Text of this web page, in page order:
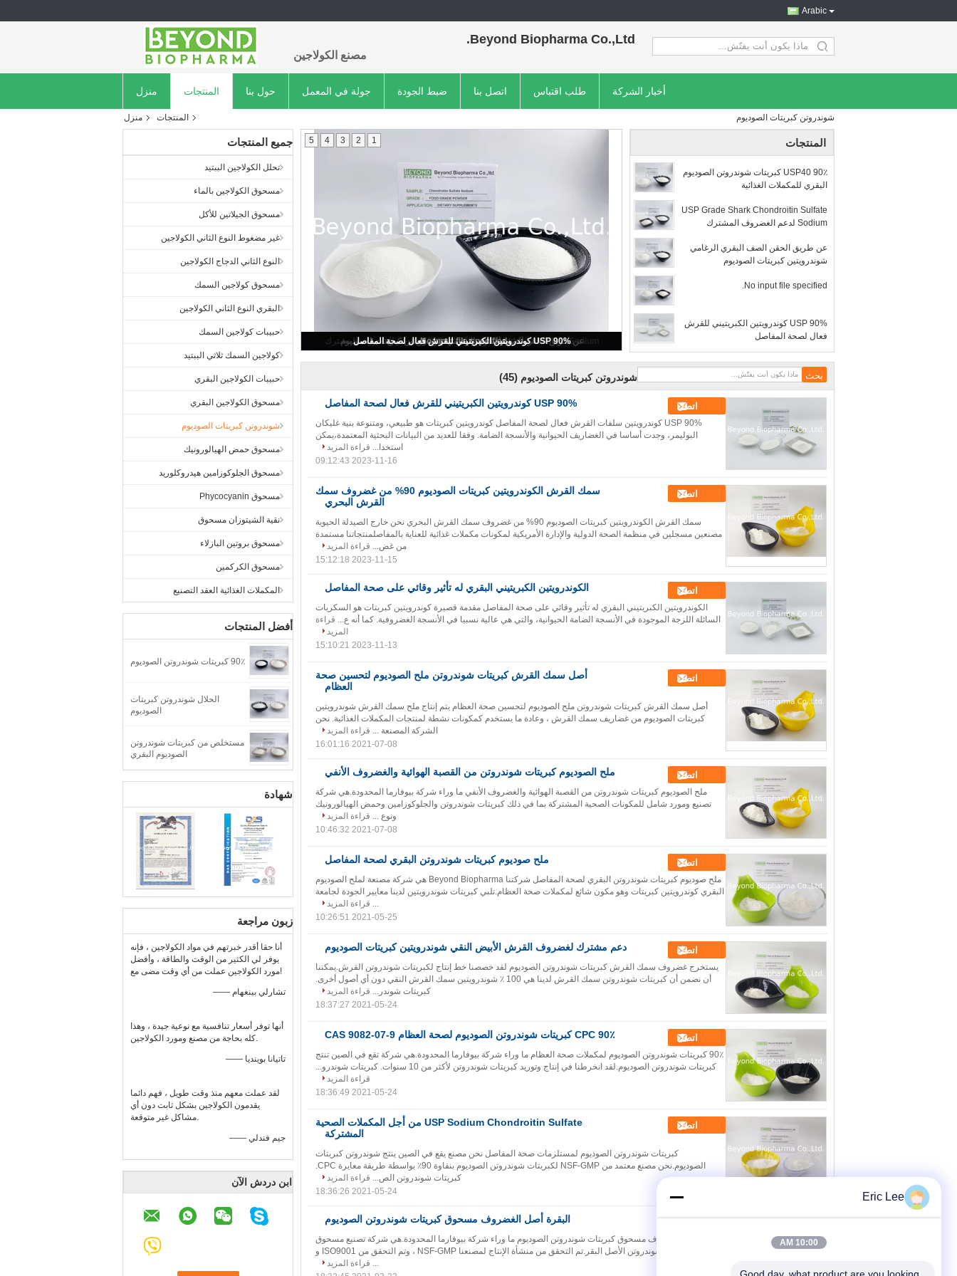
Arabic
Beyond Biopharma Co.,Ltd.
مصنع الكولاجين search
منزل المنتجات حول بنا جولة في المعمل ضبط الجودة اتصل بنا طلب اقتباس أخبار الشركة
منزل المنتجات شوندروتن كبريتات الصوديوم
جميع المنتجات
تحلل الكولاجين الببتيد
مسحوق الكولاجين بالماء
مسحوق الجيلاتين للأكل
غير مضغوط النوع الثاني الكولاجين
النوع الثاني الدجاج الكولاجين
مسحوق كولاجين السمك
البقري النوع الثاني الكولاجين
حبيبات كولاجين السمك
كولاجين السمك ثلاثي الببتيد
حبيبات الكولاجين البقري
مسحوق الكولاجين البقري
شوندروتن كبريتات الصوديوم
مسحوق حمض الهيالورونيك
مسحوق الجلوكوزامين هيدروكلوريد
مسحوق Phycocyanin
نقية الشيتوزان مسحوق
مسحوق بروتين البازلاء
مسحوق الكركمين
المكملات الغذائية العقد التصنيع
أفضل المنتجات
90٪ كبريتات شوندروتن الصوديوم
الحلال شوندروتن كبريتات
الصوديوم
مستخلص من كبريتات شوندروتن
الصوديوم البقري
شهادة
زبون مراجعة
أنا حقا أقدر خبرتهم في مواد الكولاجين ، فإنه
يوفر لي الكثير من الوقت والطاقة ، وأفضل
مورد الكولاجين عملت من أي وقت مضى مع!
—— تشارلي بينغهام
أنها توفر أسعار تنافسية مع نوعية جيدة ، وهذا
كله بحاجة من مصنع ومورد الكولاجين.
—— تاتيانا بوينديا
لقد عملت معهم منذ وقت طويل ، فهم دائما
يقدمون الكولاجين بشكل ثابت دون أي
مشاكل غير متوقعة.
—— جيم فندلي
ابن دردش الآن
USP40 90٪ كبريتات شوندروتن الصوديوم البقري للمكملات الغذائية
1
2
3
4
5 المنتجات
USP40 90٪ كبريتات شوندروتن الصوديوم
البقري للمكملات الغذائية
USP Grade Shark Chondroitin Sulfate
Sodium لدعم الغضروف المشترك
عن طريق الحقن الصف البقري الرغامي
شوندرويتين كبريتات الصوديوم
No input file specified.
USP 90% كوندرويتين الكبريتيني للقرش
فعال لصحة المفاصل
شوندروتن كبريتات الصوديوم (45)
USP 90% كوندرويتين الكبريتيني للقرش فعال لصحة المفاصل اتصل
USP 90% كوندرويتين سلفات القرش فعال لصحة المفاصل كوندرويتين كبريتات هو طبيعي، ومتنوعة بنية غليكان
البوليمر، وجدت أساسا في الغضاريف الحيوانية والأنسجة الضامة. وفقا للعديد من البيانات البحثية المعتمدة،يمكن
استخدا... قراءة المزيد
2023-11-16 09:12:43
سمك القرش الكوندرويتين كبريتات الصوديوم 90% من غضروف سمك
القرش البحري
اتصل
سمك القرش الكوندرويتين كبريتات الصوديوم 90% من غضروف سمك القرش البحري نحن خارج الصيدلة الحيوية
مصنعين مسجلين في منظمة الصحة الدولية والإدارة الأمريكية لمكونات مكملات غذائية للعناية بالمفاصلمنتجاتنا مستمدة
من غض... قراءة المزيد
2023-11-15 15:12:18
الكوندرويتين الكبريتيني البقري له تأثير وقائي على صحة المفاصل اتصل
الكوندرويتين الكبريتيني البقري له تأثير وقائي على صحة المفاصل مقدمة قصيرة كوندرويتين كبريتات هو السكريات
السائلة اللزجة الموجودة في الأنسجة الضامة الحيوانية، والتي هي عالية نسبيا في الأنسجة الغضروفية. كما أنه ع... قراءة
المزيد
2023-11-13 15:10:21
أصل سمك القرش كبريتات شوندروتن ملح الصوديوم لتحسين صحة
العظام
اتصل
أصل سمك القرش كبريتات شوندروتن ملح الصوديوم لتحسين صحة العظام يتم إنتاج ملح سمك القرش شوندرويتين
كبريتات الصوديوم من غضاريف سمك القرش ، وعادة ما يستخدم كمكونات نشطة لمنتجات المكملات الغذائية. نحن
الشركة المصنعة ... قراءة المزيد
2021-07-08 16:01:16
ملح الصوديوم كبريتات شوندروتن من القصبة الهوائية والغضروف الأنفي اتصل
ملح الصوديوم كبريتات شوندروتن من القصبة الهوائية والغضروف الأنفي ما وراء شركة بيوفارما المحدودة.هي شركة
تصنيع ومورد شامل للمكونات الصحية المشتركة بما في ذلك كبريتات شوندروتن والجلوكوزامين وحمض الهيالورونيك
ونوع ... قراءة المزيد
2021-07-08 10:46:32
ملح صوديوم كبريتات شوندروتن البقري لصحة المفاصل اتصل
ملح صوديوم كبريتات شوندروتن البقري لصحة المفاصل شركتنا Beyond Biopharma هي شركة مصنعة لملح الصوديوم
البقري كوندرويتين كبريتات وهو مكون شائع لمكملات صحة العظام.تلبي كبريتات شوندرويتين لدينا معايير الجودة لجامعة
... قراءة المزيد
2021-05-25 10:26:51
دعم مشترك لغضروف القرش الأبيض النقي شوندرويتين كبريتات الصوديوم اتصل
يستخرج غضروف سمك القرش كبريتات شوندروتن الصوديوم لقد خصصنا خط إنتاج لكبريتات شوندروتن القرش.يمكننا
أن نضمن أن كبريتات شوندروتن سمك القرش لدينا هي 100 ٪ شوندرويتين سمك القرش النقي دون أي أصول أخرى.
كبريتات شوندر... قراءة المزيد
2021-05-24 18:37:27
CPC 90٪ كبريتات شوندروتن الصوديوم لصحة العظام CAS 9082-07-9 اتصل
90٪ كبريتات شوندروتن الصوديوم لمكملات صحة العظام ما وراء شركة بيوفارما المحدودة.هي شركة تقع في الصين تنتج
كبريتات شوندروتن الصوديوم.لقد انخرطنا في إنتاج وتوريد كبريتات شوندروتن لأكثر من 10 سنوات. كبريتات شوندرو...
قراءة المزيد
2021-05-24 18:36:49
USP Sodium Chondroitin Sulfate من أجل المكملات الصحية
المشتركة
اتصل
كبريتات شوندروتن الصوديوم لمستلزمات صحة المفاصل نحن مصنع يقع في الصين ينتج شوندروتن كبريتات
الصوديوم.نحن مصنع معتمد من NSF-GMP لكبريتات شوندروتن الصوديوم بنقاوة 90٪ بواسطة طريقة معايرة CPC.
كبريتات شوندروتن الص... قراءة المزيد
2021-05-24 18:36:26
البقرة أصل الغضروف مسحوق كبريتات شوندروتن الصوديوم
البقرة أصل الغضروف مسحوق كبريتات شوندروتن الصوديوم ما وراء شركة بيوفارما المحدودة.هي شركة تصنيع مسحوق
كبريتات الصوديوم شوندروتن الأصل البقر.تم التحقق من منشأة الإنتاج لمصنعنا NSF-GMP ، وتم التحقق من ISO9001 و
... قراءة المزيد
Eric Lee
10:00 AM